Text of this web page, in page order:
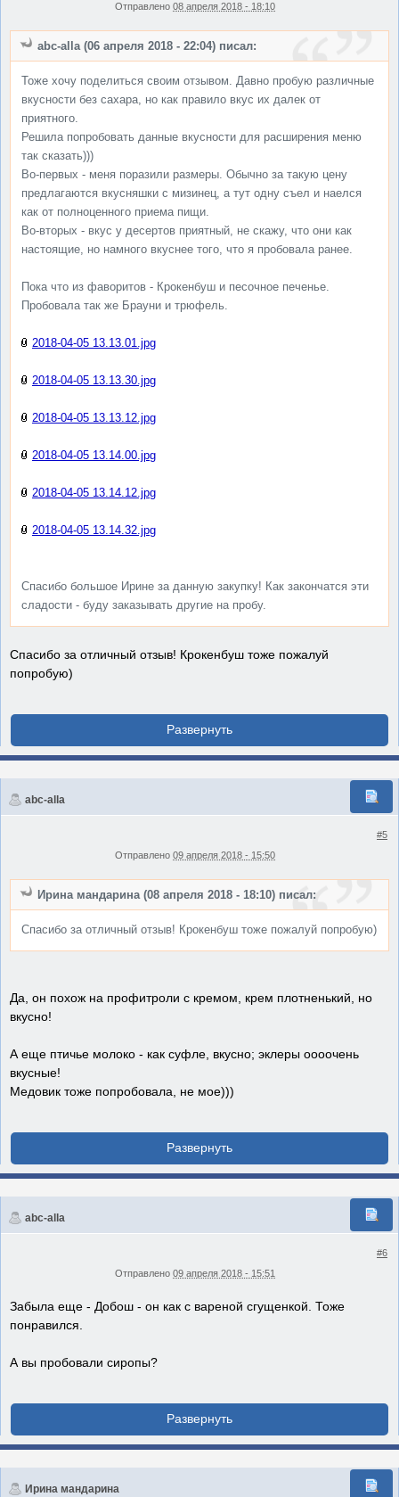
Отправлено 08 апреля 2018 - 18:10
abc-alla (06 апреля 2018 - 22:04) писал:
Тоже хочу поделиться своим отзывом. Давно пробую различные
вкусности без сахара, но как правило вкус их далек от
приятного.
Решила попробовать данные вкусности для расширения меню
так сказать)))
Во-первых - меня поразили размеры. Обычно за такую цену
предлагаются вкусняшки с мизинец, а тут одну съел и наелся
как от полноценного приема пищи.
Во-вторых - вкус у десертов приятный, не скажу, что они как
настоящие, но намного вкуснее того, что я пробовала ранее.
Пока что из фаворитов - Крокенбуш и песочное печенье.
Пробовала так же Брауни и трюфель.
2018-04-05 13.13.01.jpg
2018-04-05 13.13.30.jpg
2018-04-05 13.13.12.jpg
2018-04-05 13.14.00.jpg
2018-04-05 13.14.12.jpg
2018-04-05 13.14.32.jpg
Спасибо большое Ирине за данную закупку! Как закончатся эти
сладости - буду заказывать другие на пробу.
Спасибо за отличный отзыв! Крокенбуш тоже пожалуй
попробую)
abc-alla
#5
Отправлено 09 апреля 2018 - 15:50
Ирина мандарина (08 апреля 2018 - 18:10) писал:
Спасибо за отличный отзыв! Крокенбуш тоже пожалуй попробую)
Да, он похож на профитроли с кремом, крем плотненький, но
вкусно!
А еще птичье молоко - как суфле, вкусно; эклеры оооочень
вкусные!
Медовик тоже попробовала, не мое)))
abc-alla
#6
Отправлено 09 апреля 2018 - 15:51
Забыла еще - Добош - он как с вареной сгущенкой. Тоже
понравился.
А вы пробовали сиропы?
Ирина мандарина